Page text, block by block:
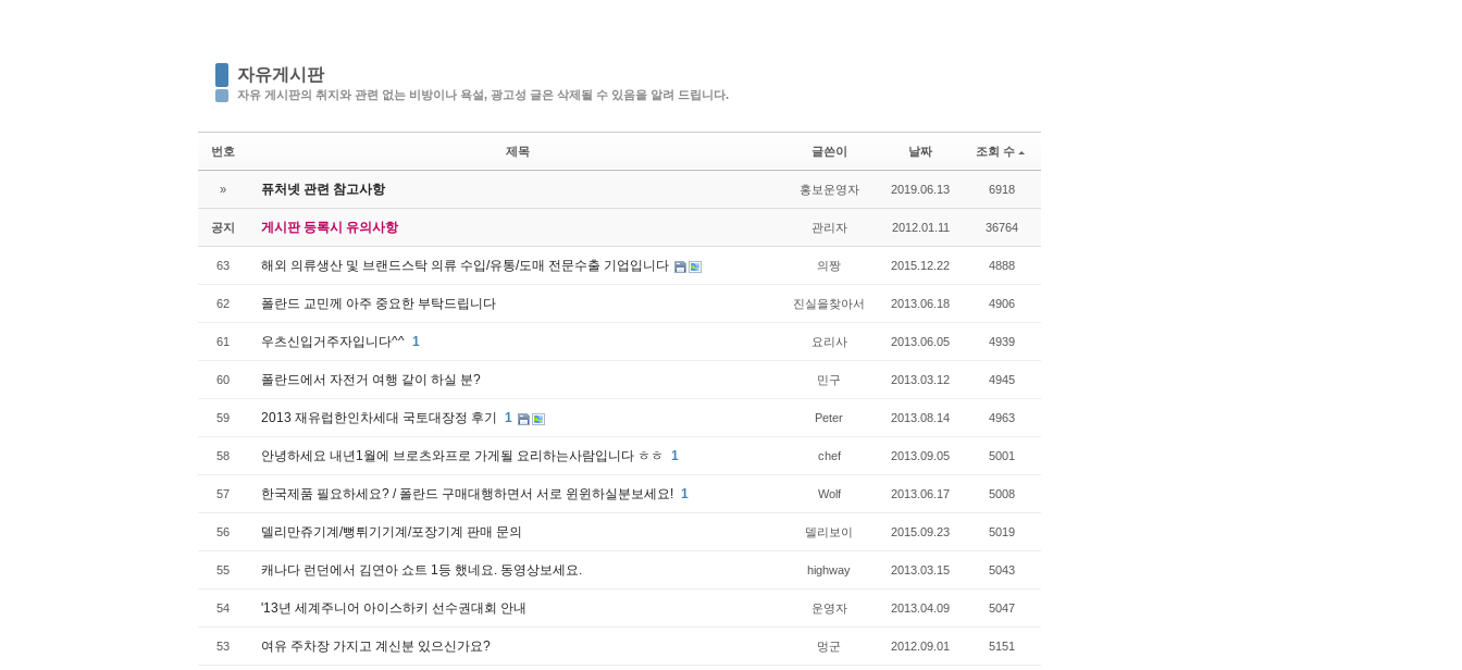
자유게시판
자유 게시판의 취지와 관련 없는 비방이나 욕설, 광고성 글은 삭제될 수 있음을 알려 드립니다.
번호 제목 글쓴이 날짜 조회 수
» 퓨처넷 관련 참고사항 홍보운영자 2019.06.13 6918
공지 게시판 등록시 유의사항 관리자 2012.01.11 36764
63 해외 의류생산 및 브랜드스탁 의류 수입/유통/도매 전문수출 기업입니다 의짱 2015.12.22 4888
62 폴란드 교민께 아주 중요한 부탁드립니다 진실을찾아서 2013.06.18 4906
61 우츠신입거주자입니다^^ 1 요리사 2013.06.05 4939
60 폴란드에서 자전거 여행 같이 하실 분? 민구 2013.03.12 4945
59 2013 재유럽한인차세대 국토대장정 후기 1 Peter 2013.08.14 4963
58 안녕하세요 내년1월에 브로츠와프로 가게될 요리하는사람입니다 ㅎㅎ 1 chef 2013.09.05 5001
57 한국제품 필요하세요? / 폴란드 구매대행하면서 서로 윈윈하실분보세요! 1 Wolf 2013.06.17 5008
56 델리만쥬기계/뻥튀기기계/포장기계 판매 문의 델리보이 2015.09.23 5019
55 캐나다 런던에서 김연아 쇼트 1등 했네요. 동영상보세요. highway 2013.03.15 5043
54 '13년 세계주니어 아이스하키 선수권대회 안내 운영자 2013.04.09 5047
53 여유 주차장 가지고 계신분 있으신가요? 멍군 2012.09.01 5151